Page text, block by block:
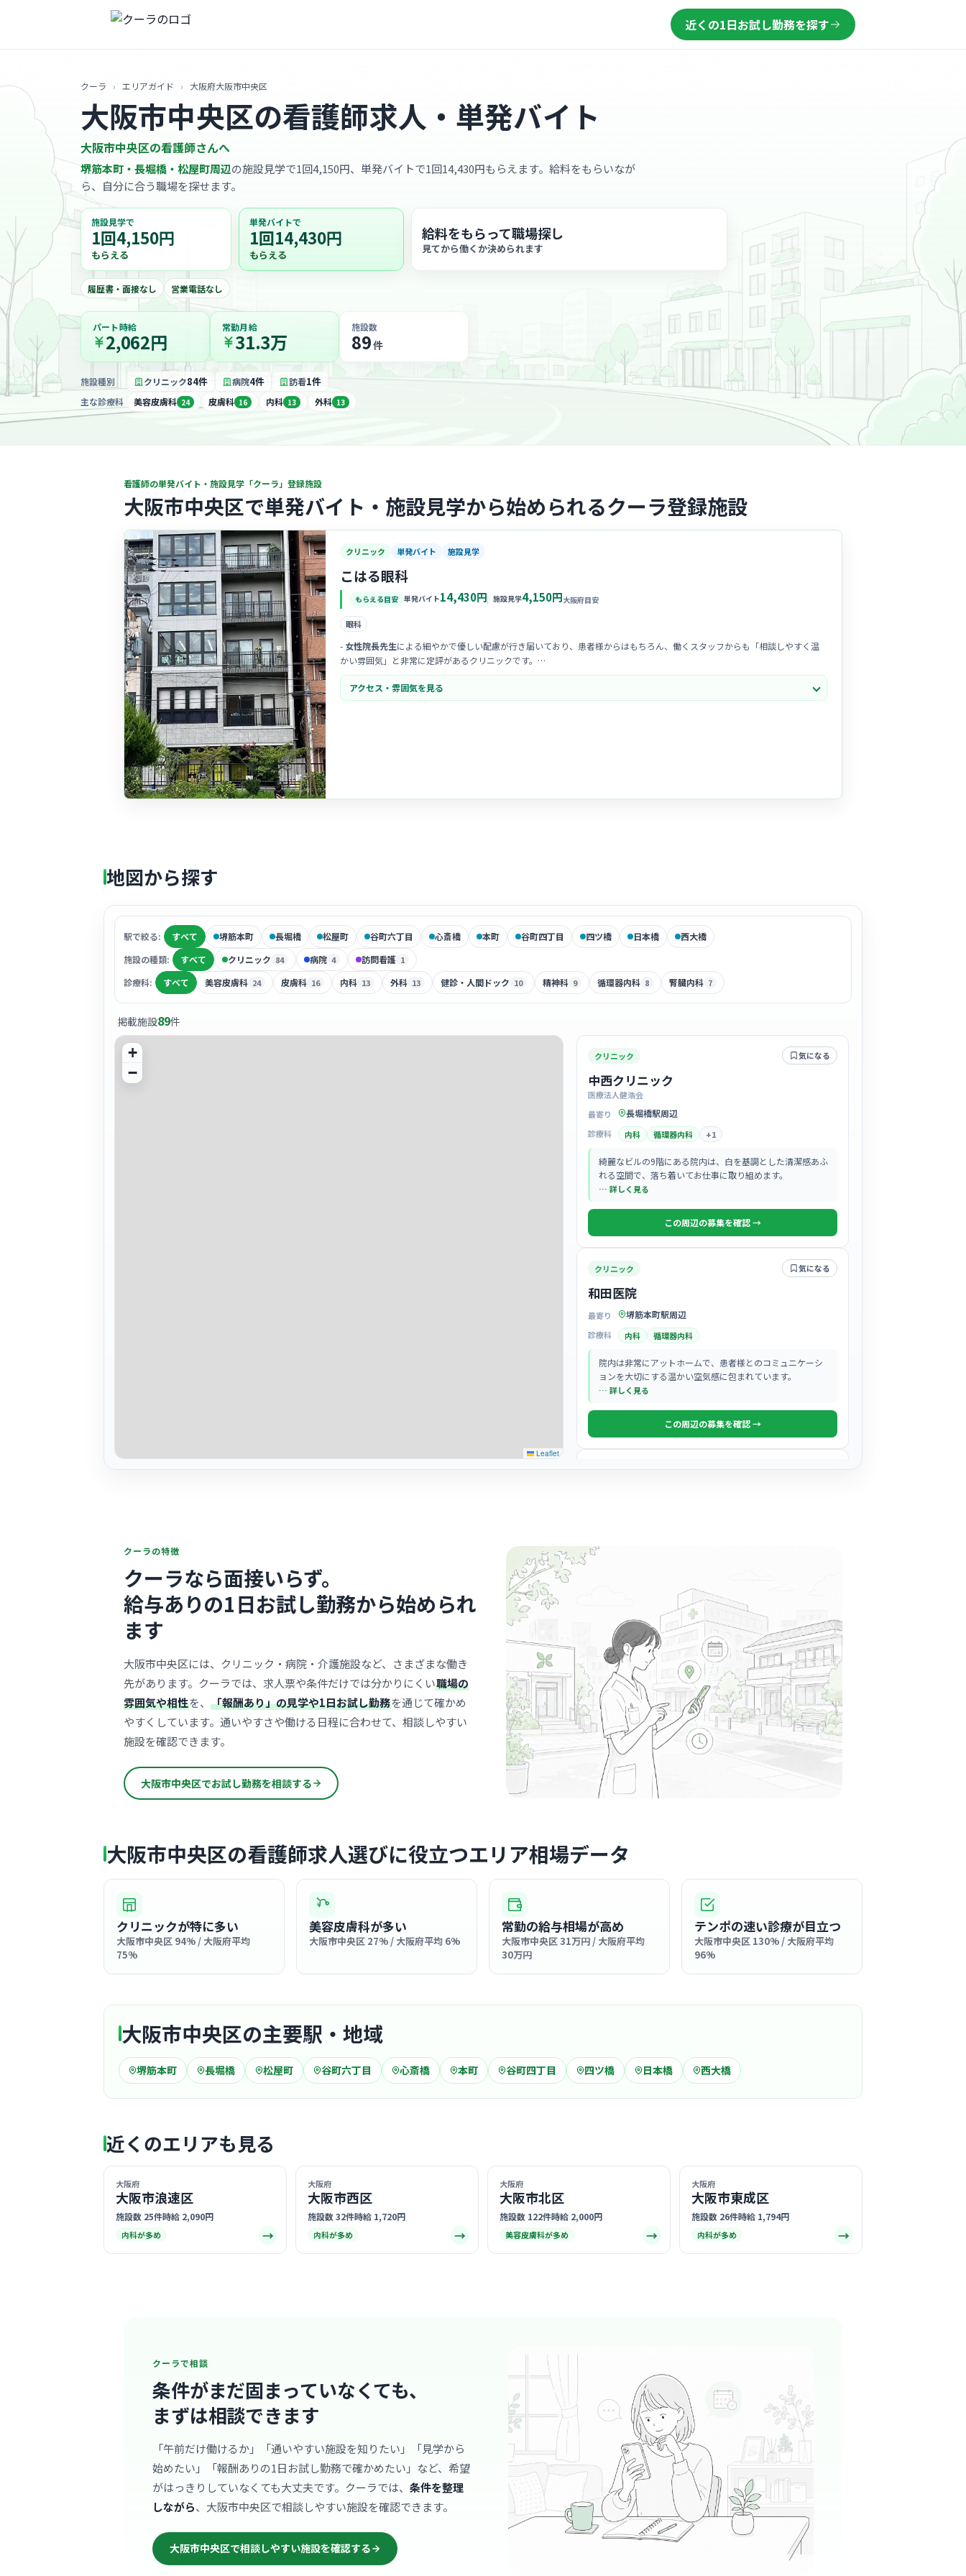
近くの1日お試し勤務を探す
クーラ › エリアガイド › 大阪府大阪市中央区
大阪市中央区の看護師求人・単発バイト
大阪市中央区の看護師さんへ
堺筋本町・長堀橋・松屋町周辺の施設見学で1回4,150円、単発バイトで1回14,430円もらえます。給料をもらいなが
ら、自分に合う職場を探せます。
施設見学で
1回4,150円
もらえる
単発バイトで
1回14,430円
もらえる
給料をもらって職場探し
見てから働くか決められます
履歴書・面接なし 営業電話なし
パート時給
2,062円
常勤月給
31.3万
施設数
89件
施設種別 クリニック84件 病院4件 訪看1件
主な診療科 美容皮膚科 24 皮膚科 16 内科 13 外科 13
看護師の単発バイト・施設見学「クーラ」登録施設
大阪市中央区で単発バイト・施設見学から始められるクーラ登録施設
クリニック 単発バイト 施設見学
こはる眼科
もらえる目安 単発バイト14,430円 施設見学4,150円大阪府目安
眼科
- 女性院長先生による細やかで優しい配慮が行き届いており、患者様からはもちろん、働くスタッフからも「相談しやすく温
かい雰囲気」と非常に定評があるクリニックです。
-スタッフ同士のコミュニケーションが活発で、お互いに助け合う文化が根付いています。和気あいあいとした空気感の中で、
新しく入職される方もすぐに馴染める環境が整っています。
- 院内は白を基調とした明るく開放的なデザインで、ホテルのような落ち着いた空間です。患者様もリラックスして来院される
アクセス・雰囲気を見る
地図から探す
駅で絞る: すべて 堺筋本町 長堀橋 松屋町 谷町六丁目 心斎橋 本町 谷町四丁目 四ツ橋 日本橋
西大橋
施設の種類:
すべて クリニック 84 病院 4 訪問看護 1
診療科: すべて 美容皮膚科 24 皮膚科 16 内科 13 外科 13 健診・人間ドック 10 精神科 9 循環器内科 8 腎臓内科 7
掲載施設89件
+
−
Leaflet
クリニック 気になる
中西クリニック
医療法人健浩会
最寄り
長堀橋駅周辺
診療科 内科 循環器内科 +1
綺麗なビルの9階にある院内は、白を基調とした清潔感あふ
れる空間で、落ち着いてお仕事に取り組めます。
… 詳しく見る
この周辺の募集を確認 →
クリニック 気になる
和田医院
最寄り 堺筋本町駅周辺
診療科 内科 循環器内科
院内は非常にアットホームで、患者様とのコミュニケーシ
ョンを大切にする温かい空気感に包まれています。
… 詳しく見る
この周辺の募集を確認 →
この周辺の募集を確認 →
クリニック 気になる
福慈クリニック
医療法人福慈会
最寄り
長堀橋駅周辺
診療科 健診・人間ドック
2018年に移転した院内は、まるで高級ホテルのような清潔
感と洗練された内装が特徴で、毎日気持ちよく勤務できる
クリニック 気になる
最寄り
診療科
在籍しているスタッフさんは「親切で優しい」と患者様か
ームワークがある職場です。
… 詳しく見る
クリニック
ホテルのような美しく清潔感のある内装で、患者様はもち
ろん、働くスタッフも日々心穏やかに過ごせる環境が整っ
この周辺の募集を確認 →
スタッフ同士のコミュニケーションが活発で、明るく活気
のある雰囲気の中で働けます。
… 詳しく見る
この周辺の募集を確認 →
クリニック 気になる
医療法人 こころのクリニック和
最寄り 堺筋本町駅周辺
クーラの特徴
クーラなら面接いらず。
給与ありの1日お試し勤務から始められ
ます
大阪市中央区には、クリニック・病院・介護施設など、さまざまな働き
先があります。クーラでは、求人票や条件だけでは分かりにくい職場の
雰囲気や相性を、 「報酬あり」の見学や1日お試し勤務を通じて確かめ
やすくしています。通いやすさや働ける日程に合わせて、相談しやすい
施設を確認できます。
大阪市中央区でお試し勤務を相談する
大阪市中央区の看護師求人選びに役立つエリア相場データ
クリニックが特に多い
大阪市中央区 94% / 大阪府平均
75%
美容皮膚科が多い
大阪市中央区 27% / 大阪府平均 6%
常勤の給与相場が高め
大阪市中央区 31万円 / 大阪府平均
30万円
テンポの速い診療が目立つ
大阪市中央区 130% / 大阪府平均
96%
大阪市中央区の主要駅・地域
堺筋本町 長堀橋 松屋町 谷町六丁目 心斎橋 本町 谷町四丁目 四ツ橋 日本橋 西大橋
近くのエリアも見る
大阪府
大阪市浪速区
施設数 25件時給 2,090円
内科が多め →
大阪府
大阪市西区
施設数 32件時給 1,720円
内科が多め →
大阪府
大阪市北区
施設数 122件時給 2,000円
美容皮膚科が多め →
大阪府
大阪市東成区
施設数 26件時給 1,794円
内科が多め →
クーラで相談
条件がまだ固まっていなくても、
まずは相談できます
「午前だけ働けるか」「通いやすい施設を知りたい」「見学から
始めたい」「報酬ありの1日お試し勤務で確かめたい」など、希望
がはっきりしていなくても大丈夫です。クーラでは、 条件を整理
しながら、大阪市中央区で相談しやすい施設を確認できます。
大阪市中央区で相談しやすい施設を確認する